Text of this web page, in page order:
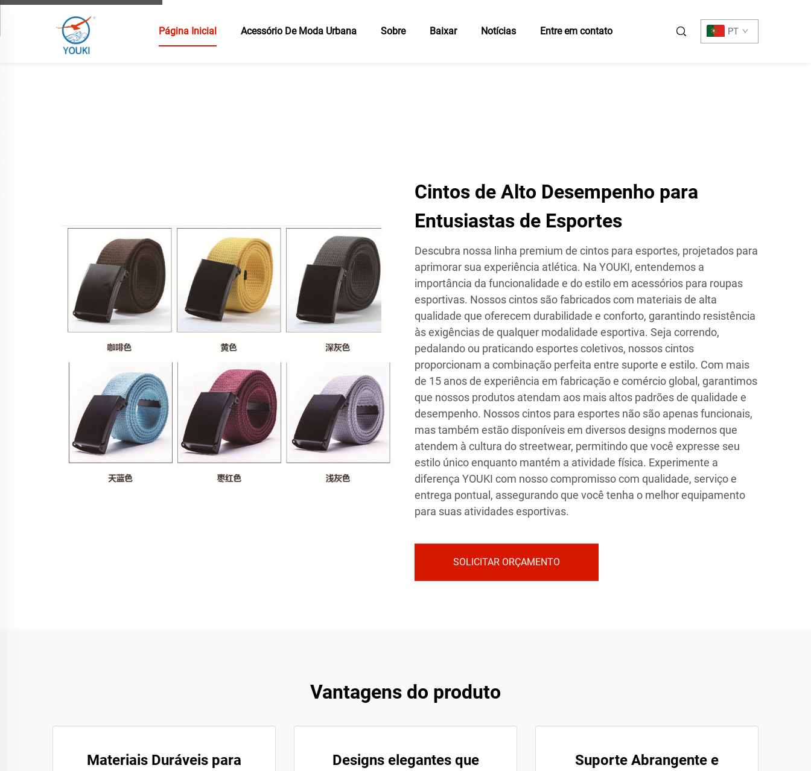
Página Inicial Acessório De Moda Urbana Sobre Baixar Notícias Entre em contato PT
Cintos de Alto Desempenho para
Entusiastas de Esportes
Descubra nossa linha premium de cintos para esportes, projetados para
aprimorar sua experiência atlética. Na YOUKI, entendemos a
importância da funcionalidade e do estilo em acessórios para roupas
esportivas. Nossos cintos são fabricados com materiais de alta
qualidade que oferecem durabilidade e conforto, garantindo resistência
às exigências de qualquer modalidade esportiva. Seja correndo,
pedalando ou praticando esportes coletivos, nossos cintos
proporcionam a combinação perfeita entre suporte e estilo. Com mais
de 15 anos de experiência em fabricação e comércio global, garantimos
que nossos produtos atendam aos mais altos padrões de qualidade e
desempenho. Nossos cintos para esportes não são apenas funcionais,
mas também estão disponíveis em diversos designs modernos que
atendem à cultura do streetwear, permitindo que você expresse seu
estilo único enquanto mantém a atividade física. Experimente a
diferença YOUKI com nosso compromisso com qualidade, serviço e
entrega pontual, assegurando que você tenha o melhor equipamento
para suas atividades esportivas.
SOLICITAR ORÇAMENTO
Vantagens do produto
Materiais Duráveis para
Designs elegantes que
Suporte Abrangente e